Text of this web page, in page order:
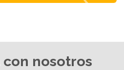
nosotros